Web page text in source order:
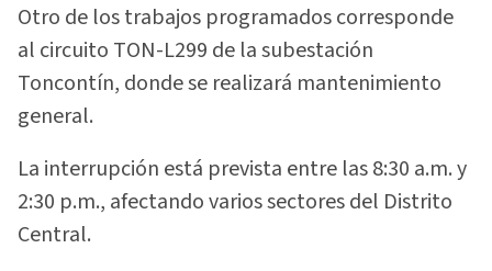
Otro de los trabajos programados corresponde
al circuito TON-L299 de la subestación
Toncontín, donde se realizará mantenimiento
general.
La interrupción está prevista entre las 8:30 a.m. y
2:30 p.m., afectando varios sectores del Distrito
Central.